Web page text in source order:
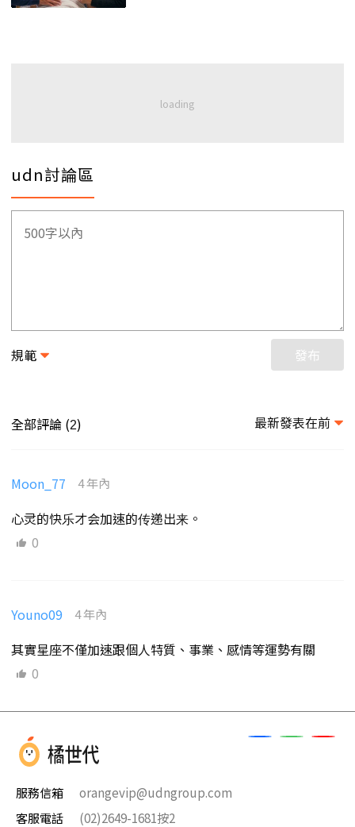
udn討論區
規範 發布
全部評論 (2) 最新發表在前
Moon_77 4 年內
心灵的快乐才会加速的传递出来。
0
Youno09 4 年內
其實星座不僅加速跟個人特質、事業、感情等運勢有關
0
服務信箱
orangevip@udngroup.com
客服電話
(02)2649-1681按2